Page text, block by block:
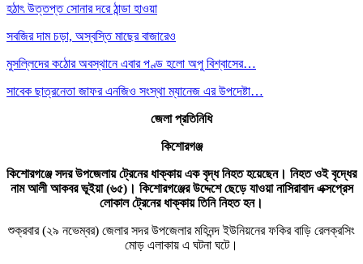
হঠাৎ উত্তপ্ত সোনার দরে ঠান্ডা হাওয়া
সবজির দাম চড়া, অস্বস্তি মাছের বাজারেও
মুসল্লিদের কঠোর অবস্থানে এবার পণ্ড হলো অপু বিশ্বাসের…
সাবেক ছাত্রনেতা জাফর এনজিও সংস্থা ম্যানেজ এর উপদেষ্টা…
জেলা প্রতিনিধি
কিশোরগঞ্জ
কিশোরগঞ্জে সদর উপজেলায় ট্রেনের ধাক্কায় এক বৃদ্ধ নিহত হয়েছেন। নিহত ওই বৃদ্ধের
নাম আলী আকবর ভূইয়া (৬৫)। কিশোরগঞ্জের উদ্দেশে ছেড়ে যাওয়া নাসিরাবাদ এক্সপ্রেস
লোকাল ট্রেনের ধাক্কায় তিনি নিহত হন।
শুক্রবার (২৯ নভেম্বর) জেলার সদর উপজেলার মহিনন্দ ইউনিয়নের ফকির বাড়ি রেলক্রসিং
মোড় এলাকায় এ ঘটনা ঘটে।